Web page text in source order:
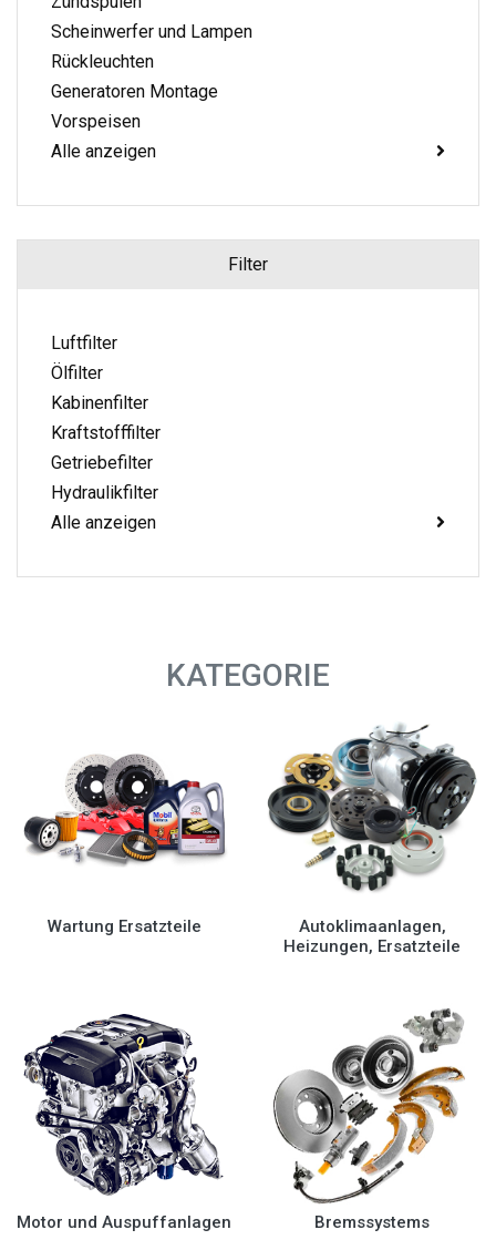
Scheinwerfer und Lampen
Rückleuchten
Generatoren Montage
Vorspeisen
Alle anzeigen
Filter
Luftfilter
Ölfilter
Kabinenfilter
Kraftstofffilter
Getriebefilter
Hydraulikfilter
Alle anzeigen
KATEGORIE
Wartung Ersatzteile
Autoklimaanlagen,
Heizungen, Ersatzteile
Motor und Auspuffanlagen Bremssystems